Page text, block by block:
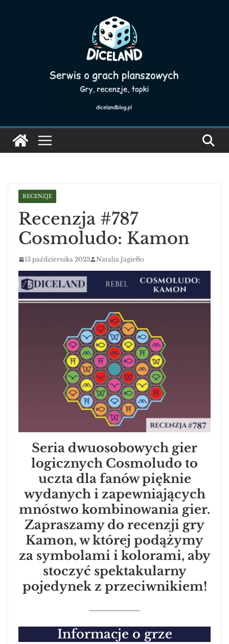
RECENZJE
Recenzja #787
Cosmoludo: Kamon
13 października 2023 Natalia Jagiełło
Seria dwuosobowych gier
logicznych Cosmoludo to
uczta dla fanów pięknie
wydanych i zapewniających
mnóstwo kombinowania gier.
Zapraszamy do recenzji gry
Kamon, w której podążymy
za symbolami i kolorami, aby
stoczyć spektakularny
pojedynek z przeciwnikiem!
Informacje o grze